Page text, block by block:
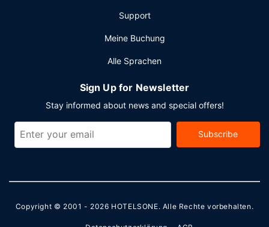
Support
Meine Buchung
Alle Sprachen
Sign Up for Newsletter
Stay informed about news and special offers!
Subscribe
Copyright © 2001 - 2026 HOTELSONE. Alle Rechte vorbehalten.